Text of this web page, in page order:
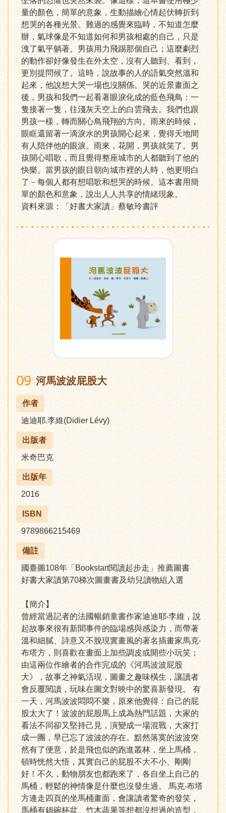
量的顏色，簡單的意象，生動描繪心情起伏轉折到
想哭的各種光景。難過的感覺來臨時，不知道怎麼
辦，氣球像是不知道如何和男孩相處的自己，只是
洩了氣平躺著。男孩用力飛踢那個自己；這麼劇烈
的動作卻好像發生在外太空，沒有人聽到、看到，
更別提問候了。這時，說故事的人的語氣突然溫和
起來，他說想大哭一場也沒關係。哭的近景畫面之
後，男孩和我們一起看著眼淚化成的藍色飛鳥：一
隻接著一隻，往淺灰天空上的白雲飛去。我們也跟
男孩一樣，轉而關心鳥飛翔的方向。雨來的時候，
眼眶還留著一滴淚水的男孩開心起來，覺得天地間
有人陪伴他的眼淚。雨來，花開，男孩就笑了。男
孩開心唱歌，而且覺得整座城市的人都聽到了他的
快樂。當男孩的眼目朝向城市裡的人時，他更明白
了－每個人都有想唱歌和想哭的時候。這本書用簡
單的顏色和意象，說出人人共享的情緒現象。
資料來源：「好書大家讀」蔡敏玲書評
09 河馬波波屁股大
作者
迪迪耶.李維(Didier Lévy)
出版者
米奇巴克
出版年
2016
ISBN
9789866215469
備註
國臺圖108年「Bookstart閱讀起步走」推薦圖書
好書大家讀第70梯次圖畫書及幼兒讀物組入選
【簡介】
曾經當過記者的法國暢銷童書作家迪迪耶‧李維，說
起故事來很有新聞事件的臨場感與感染力，而帶著
溫和細膩、詩意又不脫現實畫風的著名插畫家馬克‧
布塔方，則喜歡在畫面上加些調皮或開些小玩笑；
由這兩位作繪者的合作完成的《河馬波波屁股
大》，故事之神氣活現，圖畫之趣味橫生，讓讀者
會反覆閱讀，玩味在圖文對映中的驚喜新發現。 有
一天，河馬波波悶悶不樂，原來他覺得：自己的屁
股太大了！波波的屁股馬上成為熱門話題，大家的
看法不同卻又堅持己見，演變成一場混戰，大家打
成一團，早已忘了波波的存在。黯然落寞的波波突
然有了便意，於是飛也似的跑進叢林，坐上馬桶，
頓時恍然大悟，其實自己的屁股不大不小、剛剛
好！不久，動物朋友也都跑來了，各自坐上自己的
馬桶，輕鬆的神情像是什麼也沒發生過。 馬克‧布塔
方連走四頁的坐馬桶畫面，會讓讀者驚奇的發笑，
馬桶有鍋碗杯盆、竹木蔬果等想都沒想過的造型，